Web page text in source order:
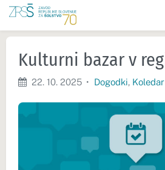
Kulturni bazar v
22. 10. 2025 • Dogodki, Koledar